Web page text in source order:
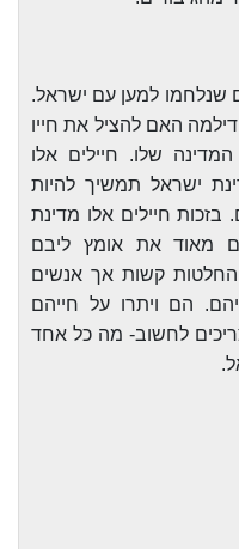
סיפורים על 4 גיבורים שנלחמו למען עם ישראל.
האם להציל את חייו
שלו. חיילים אלו
ישראל תמשיך להיות
בזכות חיילים אלו מדינת
מאוד את אומץ ליבם
החלטות קשות אך אנשים
הם ויתרו על חייהם
לחשוב- מה כל אחד